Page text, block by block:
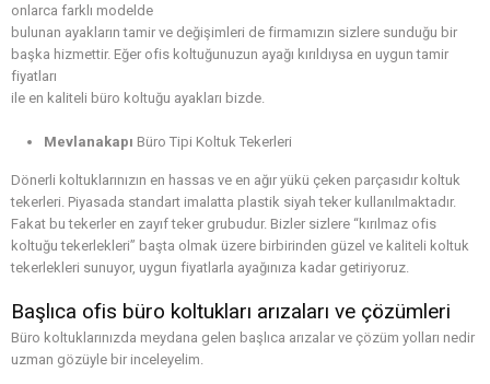
onlarca farklı modelde
bulunan ayakların tamir ve değişimleri de firmamızın sizlere sunduğu bir
başka hizmettir. Eğer ofis koltuğunuzun ayağı kırıldıysa en uygun tamir
fiyatları
ile en kaliteli büro koltuğu ayakları bizde.
Mevlanakapı Büro Tipi Koltuk Tekerleri
Dönerli koltuklarınızın en hassas ve en ağır yükü çeken parçasıdır koltuk
tekerleri. Piyasada standart imalatta plastik siyah teker kullanılmaktadır.
Fakat bu tekerler en zayıf teker grubudur. Bizler sizlere “kırılmaz ofis
koltuğu tekerlekleri” başta olmak üzere birbirinden güzel ve kaliteli koltuk
tekerlekleri sunuyor, uygun fiyatlarla ayağınıza kadar getiriyoruz.
Başlıca ofis büro koltukları arızaları ve çözümleri
Büro koltuklarınızda meydana gelen başlıca arızalar ve çözüm yolları nedir
uzman gözüyle bir inceleyelim.